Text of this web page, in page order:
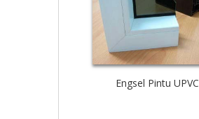
Engsel Pintu UPVC